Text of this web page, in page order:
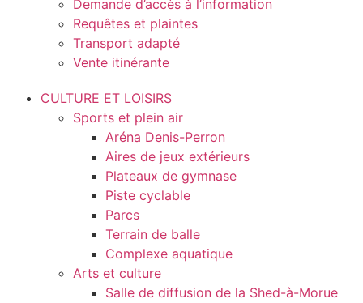
Demande d’accès à l’information
Requêtes et plaintes
Transport adapté
Vente itinérante
CULTURE ET LOISIRS
Sports et plein air
Aréna Denis-Perron
Aires de jeux extérieurs
Plateaux de gymnase
Piste cyclable
Parcs
Terrain de balle
Complexe aquatique
Arts et culture
Salle de diffusion de la Shed-à-Morue